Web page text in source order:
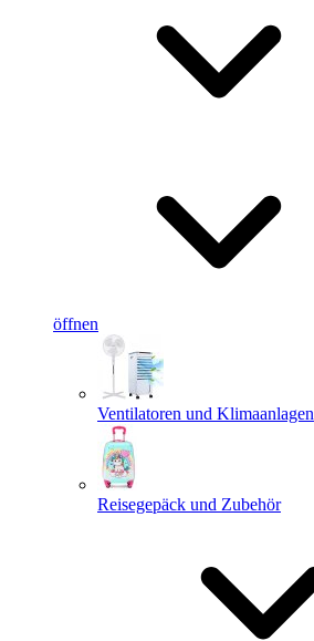
öffnen
Ventilatoren und Klimaanlagen
Reisegepäck und Zubehör